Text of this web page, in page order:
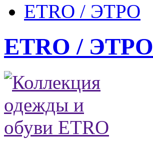
ETRO / ЭТРО
ETRO / ЭТРО